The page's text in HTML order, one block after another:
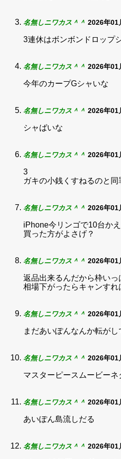
名無しニワカス＾＾ 2026年01
3連休はボンボンドロップ
名無しニワカス＾＾ 2026年01
今年のカープGシャいな
名無しニワカス＾＾ 2026年01
シャばいな
名無しニワカス＾＾ 2026年01
3
ガキの小銭くすねるのと同
名無しニワカス＾＾ 2026年01
iPhone今リンゴで10台か
買った方がよさげ？
名無しニワカス＾＾ 2026年01
返品出来るんだから枠いっ
相場下がったらキャンすれ
名無しニワカス＾＾ 2026年01
まだあいぽんなんか転がし
名無しニワカス＾＾ 2026年01
マスターピースムービーネ
名無しニワカス＾＾ 2026年01
あいぽん島流しだる
名無しニワカス＾＾ 2026年01